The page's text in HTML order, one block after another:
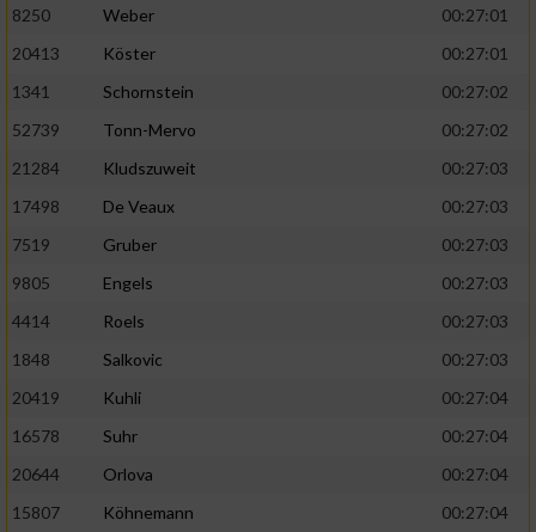
8250
Weber
00:27:01
20413
Köster
00:27:01
1341
Schornstein
00:27:02
52739
Tonn-Mervo
00:27:02
21284
Kludszuweit
00:27:03
17498
De Veaux
00:27:03
7519
Gruber
00:27:03
9805
Engels
00:27:03
4414
Roels
00:27:03
1848
Salkovic
00:27:03
20419
Kuhli
00:27:04
16578
Suhr
00:27:04
20644
Orlova
00:27:04
15807
Köhnemann
00:27:04